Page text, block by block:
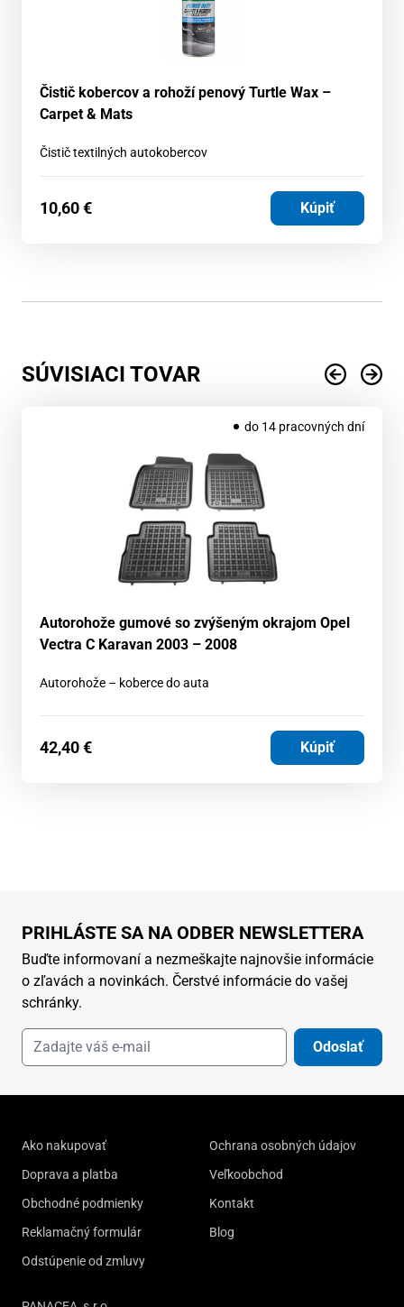
Čistič kobercov a rohoží penový Turtle Wax –
Carpet & Mats
Čistič textilných autokobercov
10,60€ Kúpiť
SÚVISIACI TOVAR
do 14 pracovných dní
Autorohože gumové so zvýšeným okrajom Opel
Vectra C Karavan 2003 – 2008
Autorohože – koberce do auta
42,40€ Kúpiť
PRIHLÁSTE SA NA ODBER NEWSLETTERA
Buďte informovaní a nezmeškajte najnovšie informácie
o zľavách a novinkách. Čerstvé informácie do vašej
schránky.
Odoslať
Ako nakupovať
Doprava a platba
Obchodné podmienky
Reklamačný formulár
Odstúpenie od zmluvy
Ochrana osobných údajov
Veľkoobchod
Kontakt
Blog